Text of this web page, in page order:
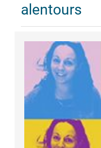
alentours